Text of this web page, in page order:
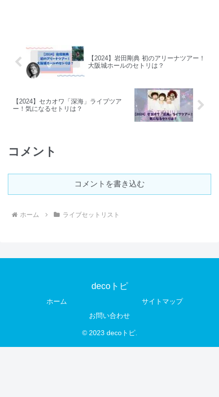
【2024】岩田剛典 初のアリーナツアー！
大阪城ホールのセトリは？
【2024】セカオワ「深海」ライブツア
ー！気になるセトリは？
コメント
コメントを書き込む
ホーム ライブセットリスト
decoトピ
ホーム
サイトマップ
お問い合わせ
© 2023 decoトピ.